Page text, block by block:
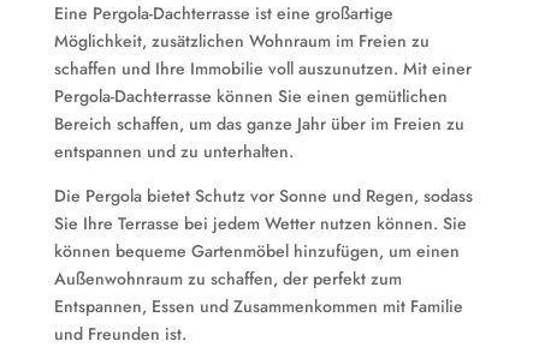
Eine Pergola-Dachterrasse ist eine großartige
Möglichkeit, zusätzlichen Wohnraum im Freien zu
schaffen und Ihre Immobilie voll auszunutzen. Mit einer
Pergola-Dachterrasse können Sie einen gemütlichen
Bereich schaffen, um das ganze Jahr über im Freien zu
entspannen und zu unterhalten.
Die Pergola bietet Schutz vor Sonne und Regen, sodass
Sie Ihre Terrasse bei jedem Wetter nutzen können. Sie
können bequeme Gartenmöbel hinzufügen, um einen
Außenwohnraum zu schaffen, der perfekt zum
Entspannen, Essen und Zusammenkommen mit Familie
und Freunden ist.